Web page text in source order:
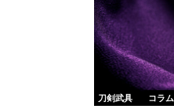
刀剣武具 コラム